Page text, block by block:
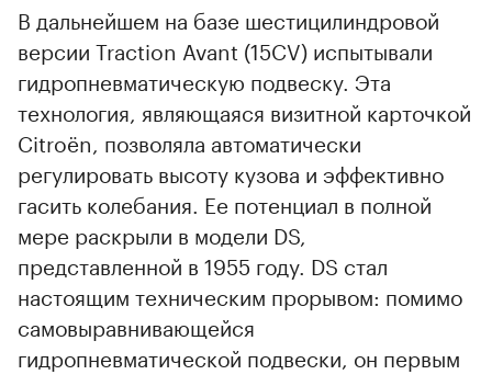
В дальнейшем на базе шестицилиндровой
версии Traction Avant (15CV) испытывали
гидропневматическую подвеску. Эта
технология, являющаяся визитной карточкой
Citroën, позволяла автоматически
регулировать высоту кузова и эффективно
гасить колебания. Ее потенциал в полной
мере раскрыли в модели DS,
представленной в 1955 году. DS стал
настоящим техническим прорывом: помимо
самовыравнивающейся
гидропневматической подвески, он первым